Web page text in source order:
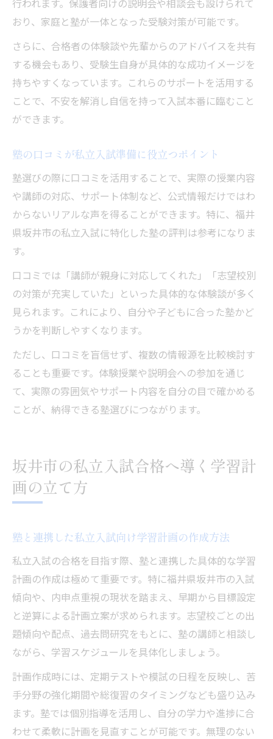
行われます。保護者向けの説明会や相談会も設けられて
おり、家庭と塾が一体となった受験対策が可能です。
さらに、合格者の体験談や先輩からのアドバイスを共有
する機会もあり、受験生自身が具体的な成功イメージを
持ちやすくなっています。これらのサポートを活用する
ことで、不安を解消し自信を持って入試本番に臨むこと
ができます。
塾の口コミが私立入試準備に役立つポイント
塾選びの際に口コミを活用することで、実際の授業内容
や講師の対応、サポート体制など、公式情報だけではわ
からないリアルな声を得ることができます。特に、福井
県坂井市の私立入試に特化した塾の評判は参考になりま
す。
口コミでは「講師が親身に対応してくれた」「志望校別
の対策が充実していた」といった具体的な体験談が多く
見られます。これにより、自分や子どもに合った塾かど
うかを判断しやすくなります。
ただし、口コミを盲信せず、複数の情報源を比較検討す
ることも重要です。体験授業や説明会への参加を通じ
て、実際の雰囲気やサポート内容を自分の目で確かめる
ことが、納得できる塾選びにつながります。
坂井市の私立入試合格へ導く学習計
画の立て方
塾と連携した私立入試向け学習計画の作成方法
私立入試の合格を目指す際、塾と連携した具体的な学習
計画の作成は極めて重要です。特に福井県坂井市の入試
傾向や、内申点重視の現状を踏まえ、早期から目標設定
と逆算による計画立案が求められます。志望校ごとの出
題傾向や配点、過去問研究をもとに、塾の講師と相談し
ながら、学習スケジュールを具体化しましょう。
計画作成時には、定期テストや模試の日程を反映し、苦
手分野の強化期間や総復習のタイミングなども盛り込み
ます。塾では個別指導を活用し、自分の学力や進捗に合
わせて柔軟に計画を見直すことが可能です。無理のない